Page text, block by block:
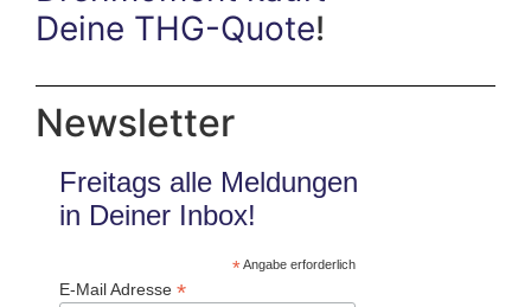
Deine THG-Quote!
Newsletter
Freitags alle Meldungen
in Deiner Inbox!
*Angabe erforderlich
E-Mail Adresse *